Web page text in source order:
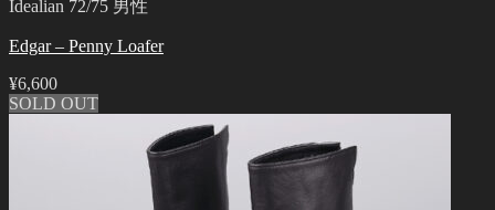
Idealian 72/75 男性
Edgar – Penny Loafer
¥6,600
SOLD OUT